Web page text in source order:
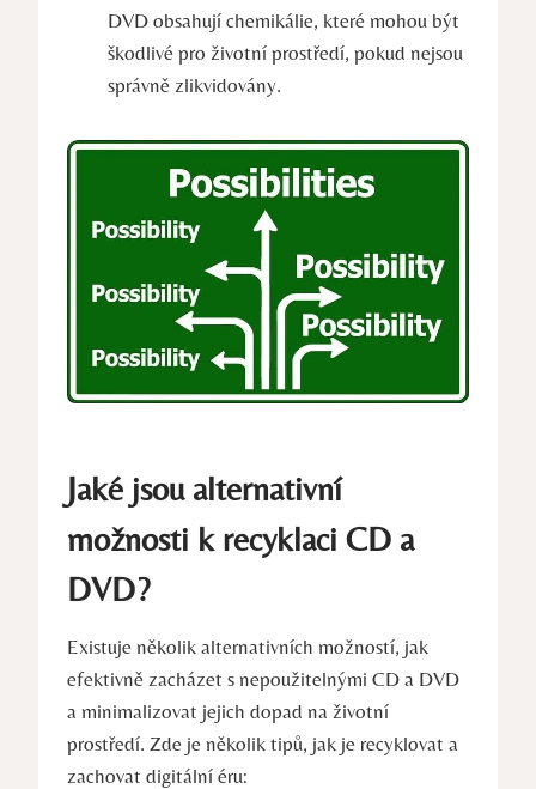
DVD obsahují chemikálie, které mohou být
škodlivé pro životní prostředí, pokud nejsou
správně zlikvidovány.
Jaké jsou alternativní
možnosti k recyklaci CD a
DVD?
Existuje několik alternativních možností, jak
efektivně zacházet s nepoužitelnými CD a DVD
a minimalizovat jejich dopad na životní
prostředí. Zde je několik tipů, jak je recyklovat a
zachovat digitální éru: